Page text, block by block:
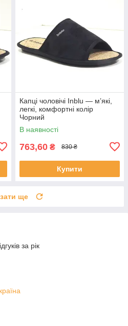
Капці чоловічі Inblu — м’які,
легкі, комфортні колір
Чорний
В наявності
763,60 ₴ 830 ₴
Купити
ще
за рік